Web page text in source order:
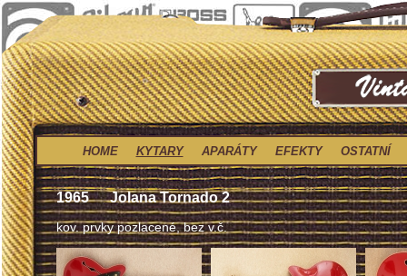
HOME KYTARY APARÁTY EFEKTY OSTATNÍ
1965 Jolana Tornado 2
kov. prvky pozlacené, bez v.č.